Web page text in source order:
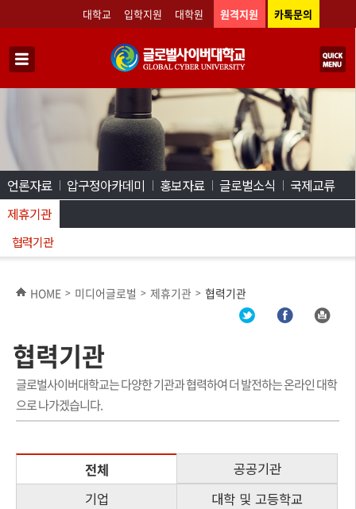
대학교 입학지원 대학원 원격지원 카톡문의
언론자료 압구정아카데미 홍보자료 글로벌소식
국제교류
제휴기관
협력기관
HOME > 미디어글로벌 > 제휴기관 > 협력기관
협력기관
글로벌사이버대학교는 다양한 기관과 협력하여 더 발전하는 온라인 대학
으로 나가겠습니다.
전체
공공기관
기업
대학 및 고등학교